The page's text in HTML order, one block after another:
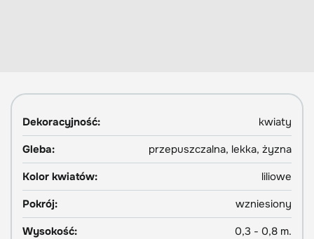
Dekoracyjność:
kwiaty
Gleba:
przepuszczalna, lekka, żyzna
Kolor kwiatów:
liliowe
Pokrój:
wzniesiony
Wysokość:
0,3 - 0,8 m.